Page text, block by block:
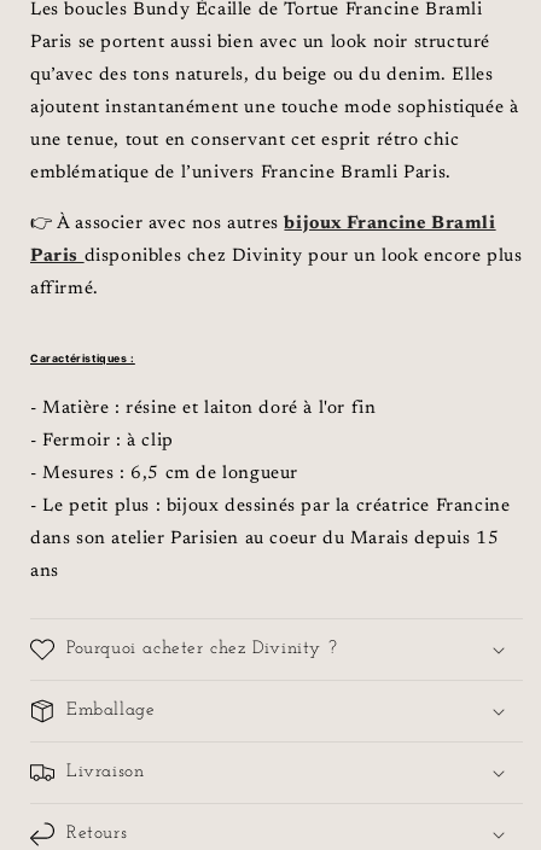
Les boucles Bundy Écaille de Tortue Francine Bramli
Paris se portent aussi bien avec un look noir structuré
qu’avec des tons naturels, du beige ou du denim. Elles
ajoutent instantanément une touche mode sophistiquée à
une tenue, tout en conservant cet esprit rétro chic
emblématique de l’univers Francine Bramli Paris.
👉 À associer avec nos autres bijoux Francine Bramli
Paris disponibles chez Divinity pour un look encore plus
affirmé.
Caractéristiques :
- Matière :résine et laiton doré à l'or fin
- Fermoir : à clip
- Mesures : 6,5 cm de longueur
- Le petit plus : bijoux dessinés par la créatrice Francine
dans son atelier Parisien au coeur du Marais depuis 15
ans
Pourquoi acheter chez Divinity ?
Emballage
Livraison
Retours